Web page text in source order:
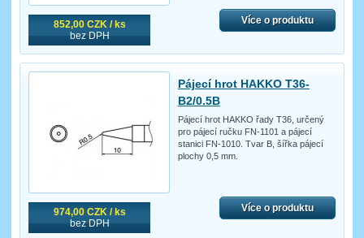
852,00 CZK / ks
bez DPH
Více o produktu
974,00 CZK / ks
bez DPH
Pájecí hrot HAKKO T36-
B2/0.5B
Pájecí hrot HAKKO řady T36, určený
pro pájecí ručku FN-1101 a pájecí
stanici FN-1010. Tvar B, šířka pájecí
plochy 0,5 mm.
Více o produktu